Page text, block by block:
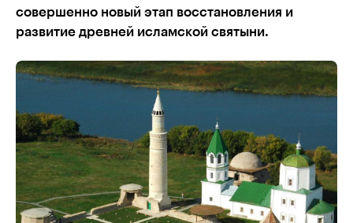
совершенно новый этап восстановления и
развитие древней исламской святыни.